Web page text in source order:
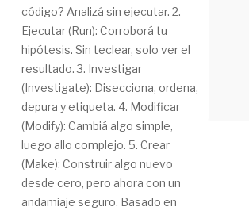
código? Analizá sin ejecutar. 2.
Ejecutar (Run): Corroborá tu
hipótesis. Sin teclear, solo ver el
resultado. 3. Investigar
(Investigate): Disecciona, ordena,
depura y etiqueta. 4. Modificar
(Modify): Cambiá algo simple,
luego allo complejo. 5. Crear
(Make): Construir algo nuevo
desde cero, pero ahora con un
andamiaje seguro. Basado en